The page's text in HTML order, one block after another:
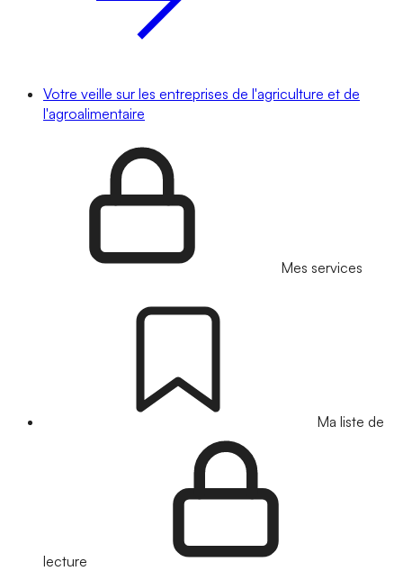
Votre veille sur les entreprises de l'agriculture et de
l'agroalimentaire
Mes services
Ma liste de
lecture